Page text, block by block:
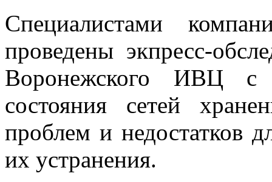
Специалистами
проведены экпресс-
Воронежского ИВЦ с
состояния сетей
проблем и недостатков
их устранения.